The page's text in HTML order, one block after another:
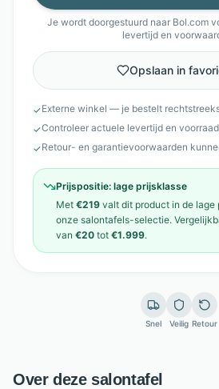
Je wordt doorgestuurd naar Bol.com
levertijd en
Opslaan in
✓Externe winkel — je bestelt
✓Controleer actuele levertijd en
✓Retour- en garantievoorwaarden
Prijspositie: lage prijsklasse
Met €219 valt dit product in de lage
onze salontafels-selectie.
van €20 tot €1.999.
Snel Veilig Retour
Over deze salontafel